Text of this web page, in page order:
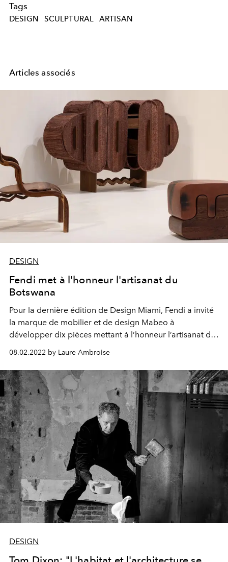
Tags
DESIGN SCULPTURAL ARTISAN
Articles associés
DESIGN
Fendi met à l'honneur l'artisanat du
Botswana
Pour la dernière édition de Design Miami, Fendi a invité
la marque de mobilier et de design Mabeo à
développer dix pièces mettant à l’honneur l’artisanat du
08.02.2022 by Laure Ambroise
DESIGN